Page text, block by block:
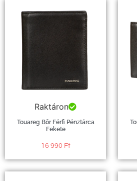
Raktáron
Touareg Bőr Férfi Pénztárca
Fekete
16 990 Ft